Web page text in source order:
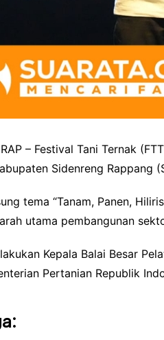
– Festival Tani Ternak
Sidenreng Rappang
tema “Tanam, Panen,
utama pembangunan
Kepala Balai Besar
Pertanian Republik